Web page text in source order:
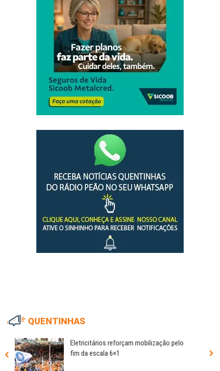
QUENTINHAS
Eletricitários reforçam mobilização pelo
fim da escala 6×1